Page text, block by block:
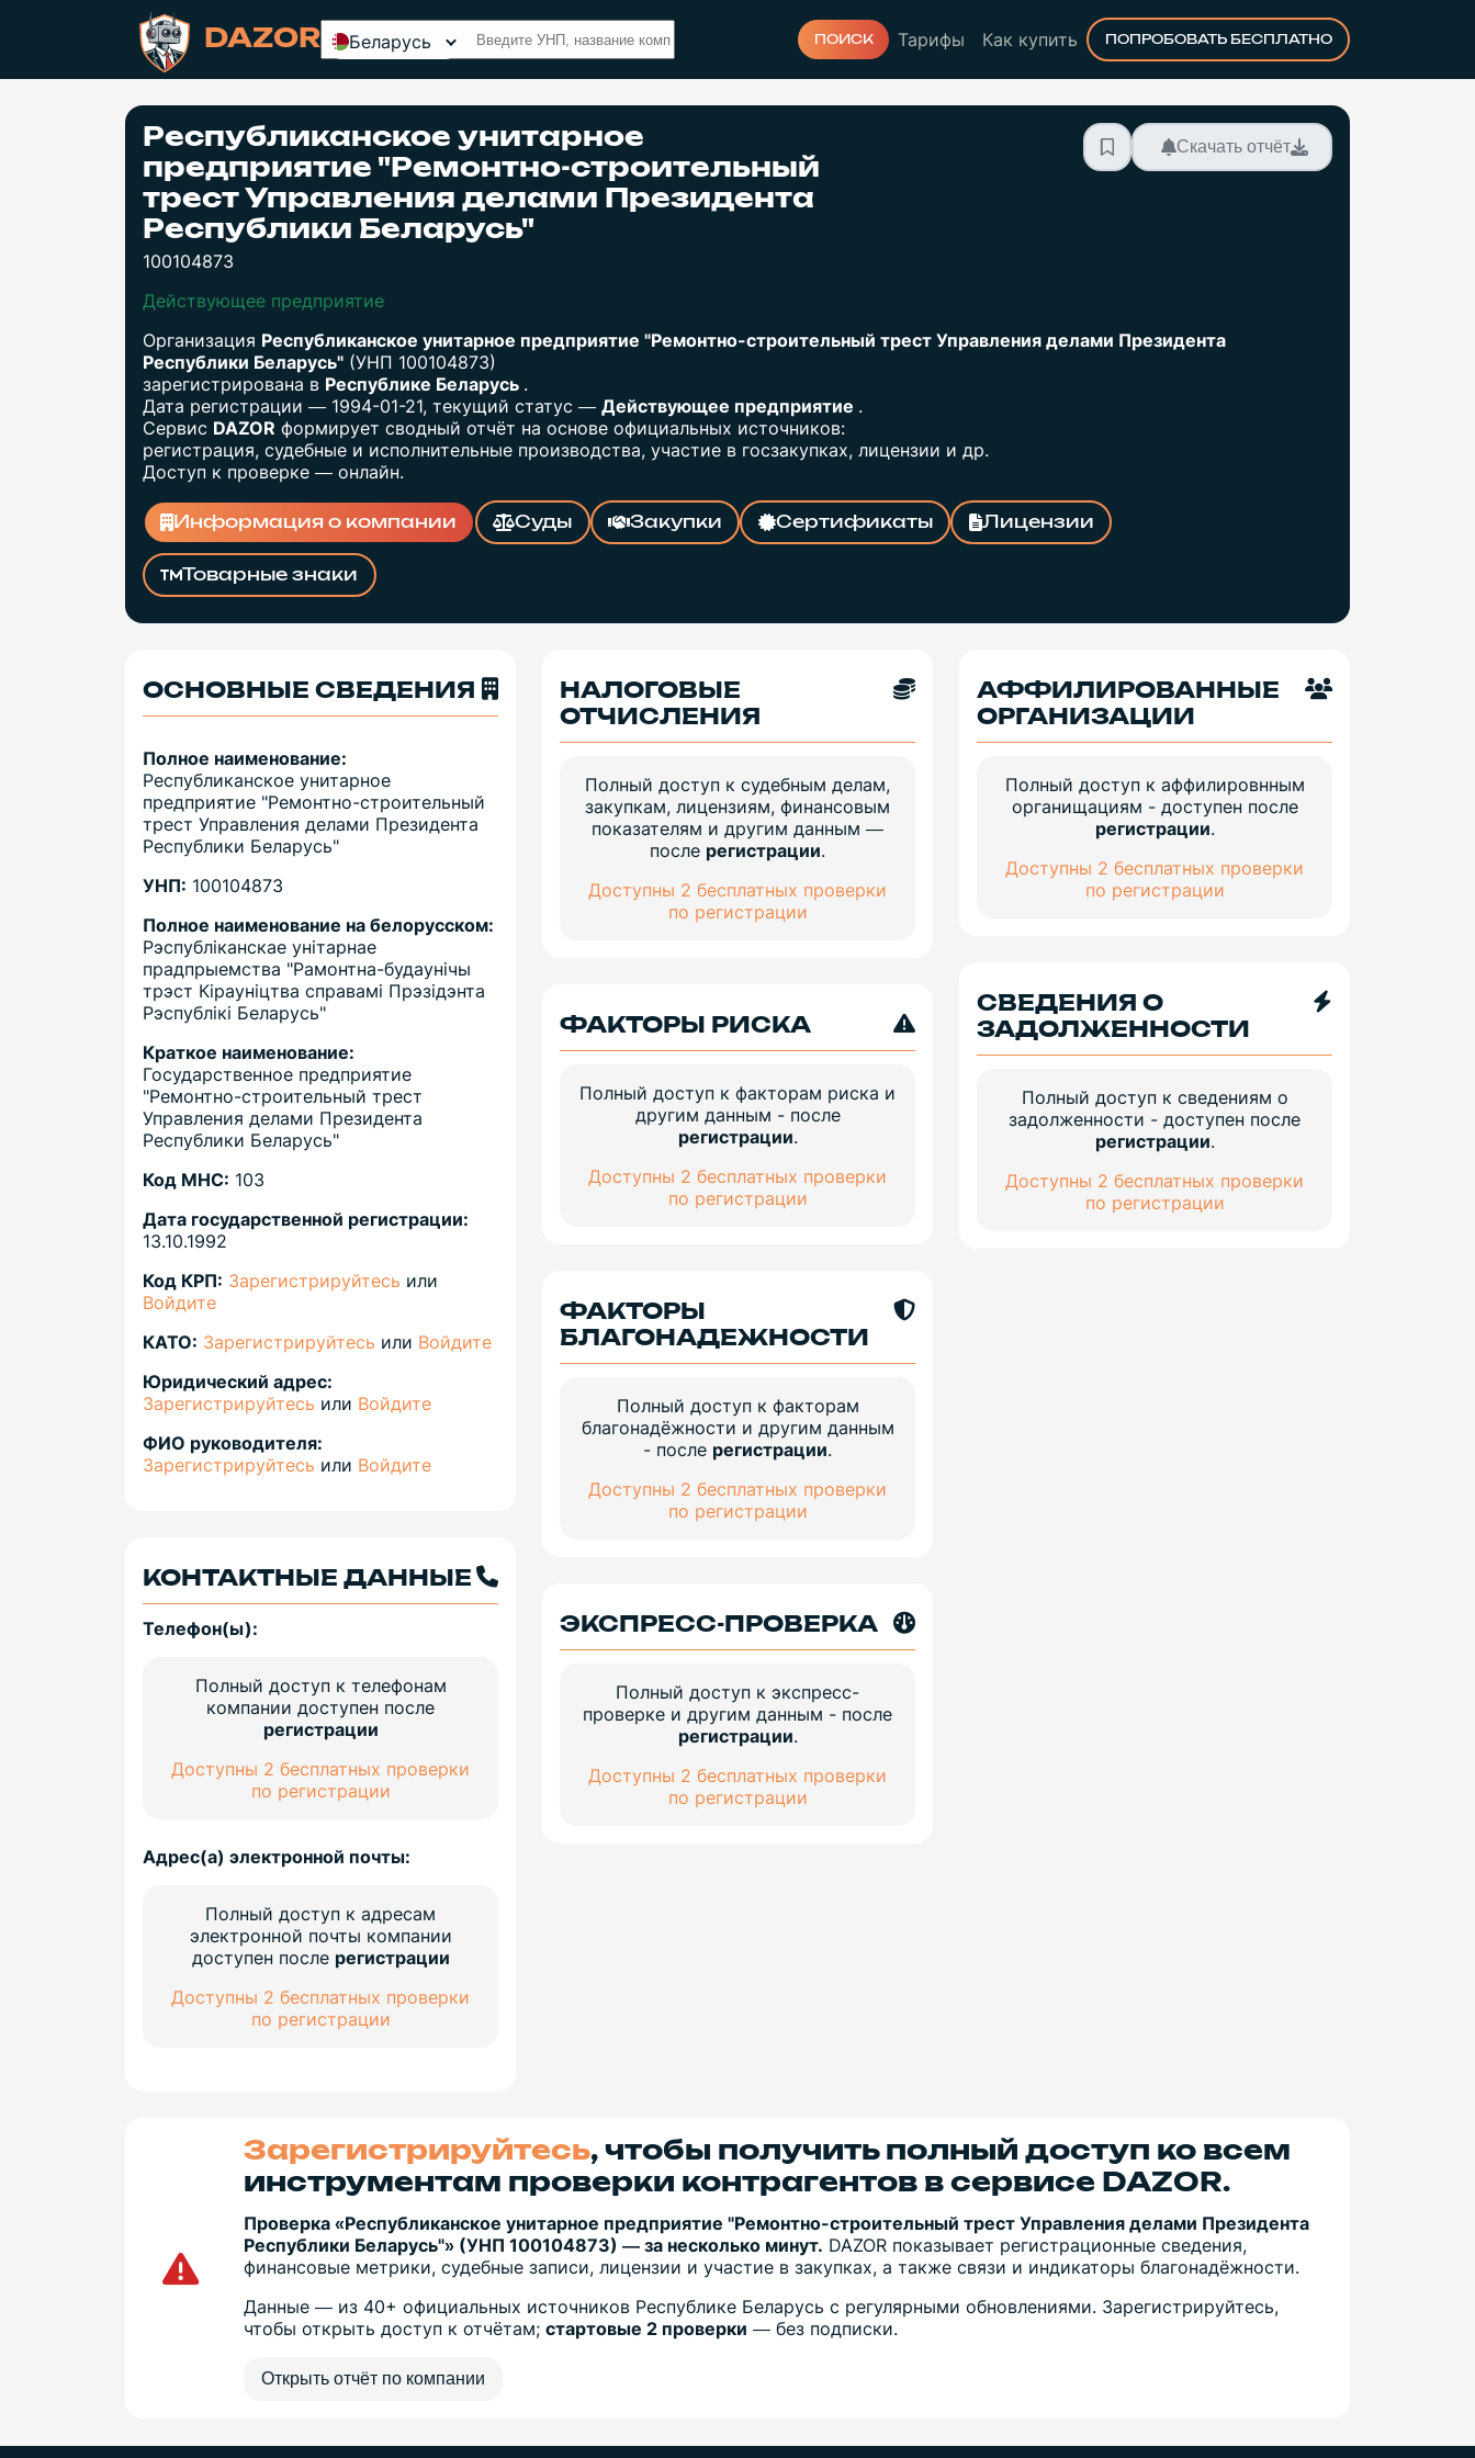
DAZOR Беларусь ПОИСК Тарифы Как купить ПОПРОБОВАТЬ БЕСПЛАТНО
Республиканское унитарное
предприятие "Ремонтно-строительный
трест Управления делами Президента
Республики Беларусь"
100104873
Скачать отчёт
Действующее предприятие
Организация Республиканское унитарное предприятие "Ремонтно-строительный трест Управления делами Президента
Республики Беларусь" (УНП 100104873)
зарегистрирована в Республике Беларусь .
Дата регистрации — 1994-01-21, текущий статус — Действующее предприятие .
Сервис DAZOR формирует сводный отчёт на основе официальных источников:
регистрация, судебные и исполнительные производства, участие в госзакупках, лицензии и др.
Доступ к проверке — онлайн.
Информация о компании Суды Закупки Сертификаты Лицензии
Товарные знаки
ОСНОВНЫЕ СВЕДЕНИЯ
Полное наименование:
Республиканское унитарное
предприятие "Ремонтно-строительный
трест Управления делами Президента
Республики Беларусь"
УНП: 100104873
Полное наименование на белорусском:
Рэспублiканскае унiтарнае
прадпрыемства "Рамонтна-будаунiчы
трэст Кiраунiцтва справамi Прэзiдэнта
Рэспублiкi Беларусь"
Краткое наименование:
Государственное предприятие
"Ремонтно-строительный трест
Управления делами Президента
Республики Беларусь"
Код МНС: 103
Дата государственной регистрации:
13.10.1992
Код КРП: Зарегистрируйтесь или
Войдите
КАТО: Зарегистрируйтесь или Войдите
Юридический адрес:
Зарегистрируйтесь или Войдите
ФИО руководителя:
Зарегистрируйтесь или Войдите
КОНТАКТНЫЕ ДАННЫЕ
Телефон(ы):
Полный доступ к телефонам
компании доступен после
регистрации
Доступны 2 бесплатных проверки
по регистрации
Адрес(а) электронной почты:
Полный доступ к адресам
электронной почты компании
доступен после регистрации
Доступны 2 бесплатных проверки
по регистрации
НАЛОГОВЫЕ
ОТЧИСЛЕНИЯ
Полный доступ к судебным делам,
закупкам, лицензиям, финансовым
показателям и другим данным —
после регистрации.
Доступны 2 бесплатных проверки
по регистрации
ФАКТОРЫ РИСКА
Полный доступ к факторам риска и
другим данным - после
регистрации.
Доступны 2 бесплатных проверки
по регистрации
ФАКТОРЫ
БЛАГОНАДЕЖНОСТИ
Полный доступ к факторам
благонадёжности и другим данным
- после регистрации.
Доступны 2 бесплатных проверки
по регистрации
ЭКСПРЕСС-ПРОВЕРКА
Полный доступ к экспресс-
проверке и другим данным - после
регистрации.
Доступны 2 бесплатных проверки
по регистрации
АФФИЛИРОВАННЫЕ
ОРГАНИЗАЦИИ
Полный доступ к аффилировнным
органищациям - доступен после
регистрации.
Доступны 2 бесплатных проверки
по регистрации
СВЕДЕНИЯ О
ЗАДОЛЖЕННОСТИ
Полный доступ к сведениям о
задолженности - доступен после
регистрации.
Доступны 2 бесплатных проверки
по регистрации
Зарегистрируйтесь, чтобы получить полный доступ ко всем
инструментам проверки контрагентов в сервисе DAZOR.
Проверка «Республиканское унитарное предприятие "Ремонтно-строительный трест Управления делами Президента
Республики Беларусь"» (УНП 100104873) — за несколько минут. DAZOR показывает регистрационные сведения,
финансовые метрики, судебные записи, лицензии и участие в закупках, а также связи и индикаторы благонадёжности.
Данные — из 40+ официальных источников Республике Беларусь с регулярными обновлениями. Зарегистрируйтесь,
чтобы открыть доступ к отчётам;стартовые 2 проверки — без подписки.
Открыть отчёт по компании